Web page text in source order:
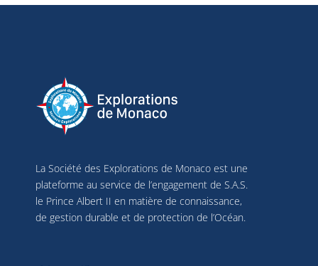
La Société des Explorations de Monaco est une
plateforme au service de l’engagement de S.A.S.
le Prince Albert II en matière de connaissance,
de gestion durable et de protection de l’Océan.